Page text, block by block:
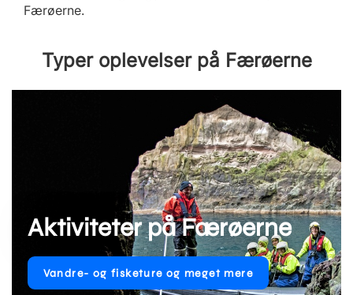
Færøerne.
Typer oplevelser på Færøerne
Aktiviteter på Færøerne
Vandre- og fisketure og meget mere